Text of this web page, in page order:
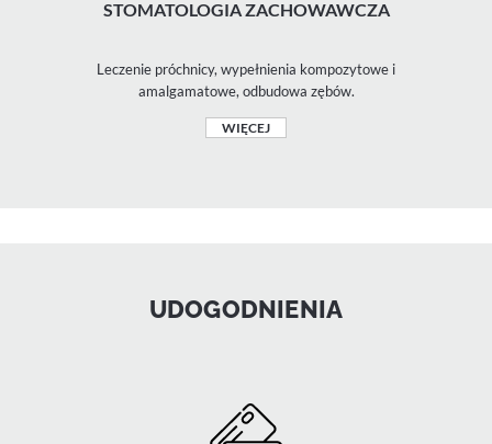
STOMATOLOGIA ZACHOWAWCZA
Leczenie próchnicy, wypełnienia kompozytowe i
amalgamatowe, odbudowa zębów.
WIĘCEJ
UDOGODNIENIA